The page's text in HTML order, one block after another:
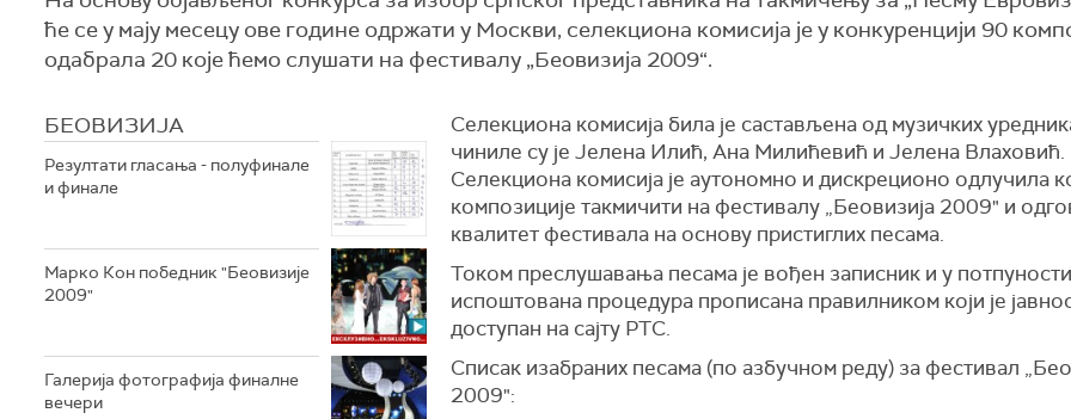
ће се у мају месецу ове године одржати у Москви, селекциона комисија је у конкуренцији 90
одабрала 20 које ћемо слушати на фестивалу „Беовизија 2009“.
БЕОВИЗИЈА
Резултати гласања - полуфинале
и финале
Марко Кон победник "Беовизије
2009"
Галерија фотографија финалне
вечери
Селекциона комисија била је састављена од музичких
чиниле су је Јелена Илић, Ана Милићевић и Јелена Влаховић.
Селекциона комисија је аутономно и дискреционо одлучила
композиције такмичити на фестивалу „Беовизија 2009" и
квалитет фестивала на основу пристиглих песама.
Током преслушавања песама је вођен записник и у потпуности
испоштована процедура прописана правилником који је
доступан на сајту РТС.
Списак изабраних песама (по азбучном реду) за фестивал
2009":